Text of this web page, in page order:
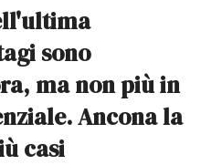
sono
ma non più in
Ancona la
casi